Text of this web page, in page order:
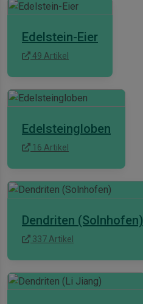
Edelstein-Eier
49 Artikel
Edelsteingloben
16 Artikel
Dendriten (Solnhofen)
337 Artikel